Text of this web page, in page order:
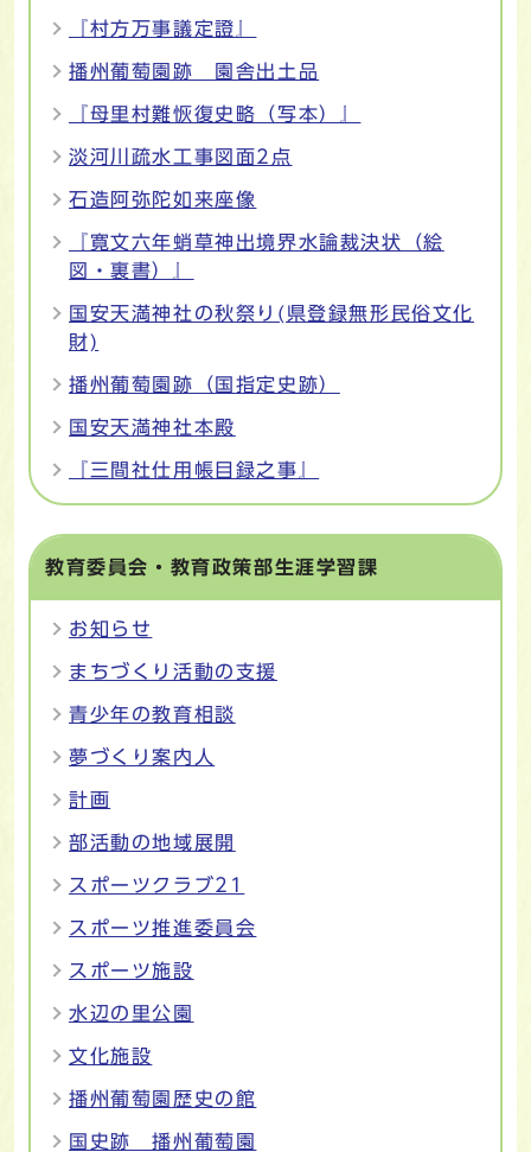
『村方万事議定證』
播州葡萄園跡 園舎出土品
『母里村難恢復史略（写本）』
淡河川疏水工事図面2点
石造阿弥陀如来座像
『寛文六年蛸草神出境界水論裁決状（絵
図・裏書）』
国安天満神社の秋祭り(県登録無形民俗文化
財)
播州葡萄園跡（国指定史跡）
国安天満神社本殿
『三間社仕用帳目録之事』
教育委員会・教育政策部生涯学習課
お知らせ
まちづくり活動の支援
青少年の教育相談
夢づくり案内人
計画
部活動の地域展開
スポーツクラブ21
スポーツ推進委員会
スポーツ施設
水辺の里公園
文化施設
播州葡萄園歴史の館
国史跡 播州葡萄園